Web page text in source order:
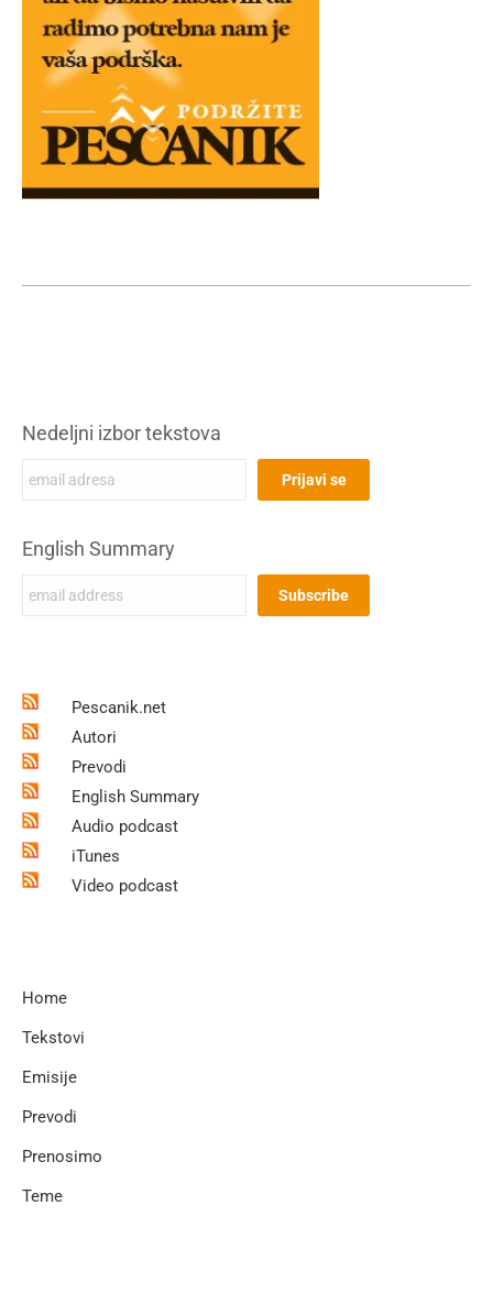
Nedeljni izbor tekstova
English Summary
Pescanik.net
Autori
Prevodi
English Summary
Audio podcast
iTunes
Video podcast
Home
Tekstovi
Emisije
Prevodi
Prenosimo
Teme